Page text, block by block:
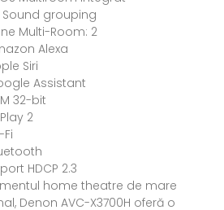
Sound grouping
Multi-Room: 2
Alexa
Siri
Assistant
32-bit
2
Fi
HDCP 2.3
home theatre de mare
Denon AVC-X3700H oferă o